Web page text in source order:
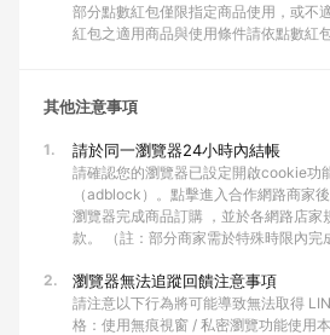
部分點數紅包僅限指定商品使用，或不
紅包之適用商品與使用條件請依點數紅
其他注意事項
1. 請於同一瀏覽器24小時內結帳
請確認您的瀏覽器已設定開啟cookie功
（adblock）。點擊進入合作網路商家
瀏覽器完成商品訂購 ，並於各網路店家
款。 （註：部分商家需於特殊時限內完
2. 瀏覽器無法追蹤回饋注意事項
請注意以下行為將可能導致無法取得
格：使用無痕視窗 / 私密瀏覽功能使用